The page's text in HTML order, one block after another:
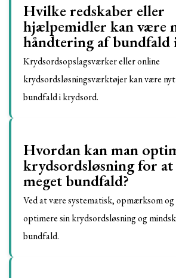
Hvilke redskaber eller
hjælpemidler kan være
håndtering af bundfald
Krydsordsopslagsværker eller online
krydsordsløsningsværktøjer kan være
bundfald i krydsord.
Hvordan kan man
krydsordsløsning for
meget bundfald?
Ved at være systematisk, opmærksom
optimere sin krydsordsløsning og
bundfald.